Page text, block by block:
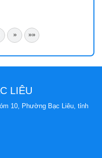
» »»
LIÊU
10, Phường Bạc Liêu, tỉnh